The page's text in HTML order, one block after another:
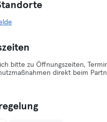
bitte zu Öffnungszeiten,
direkt beim